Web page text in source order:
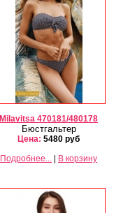
Milavitsa 470181/480178
Бюстгальтер
Цена: 5480 руб
Подробнее...
В корзину